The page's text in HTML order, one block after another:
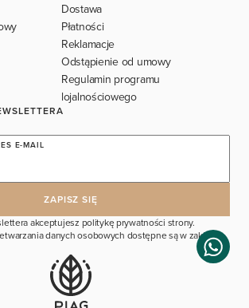
Dostawa
Płatności
Reklamacje
Odstąpienie od umowy
Regulamin programu
lojalnościowego
E-MAIL
akceptujesz politykę prywatności strony.
danych osobowych dostępne są w zakładce